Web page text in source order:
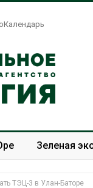
Зеленая
ТЭЦ-3 в Улан-Баторе